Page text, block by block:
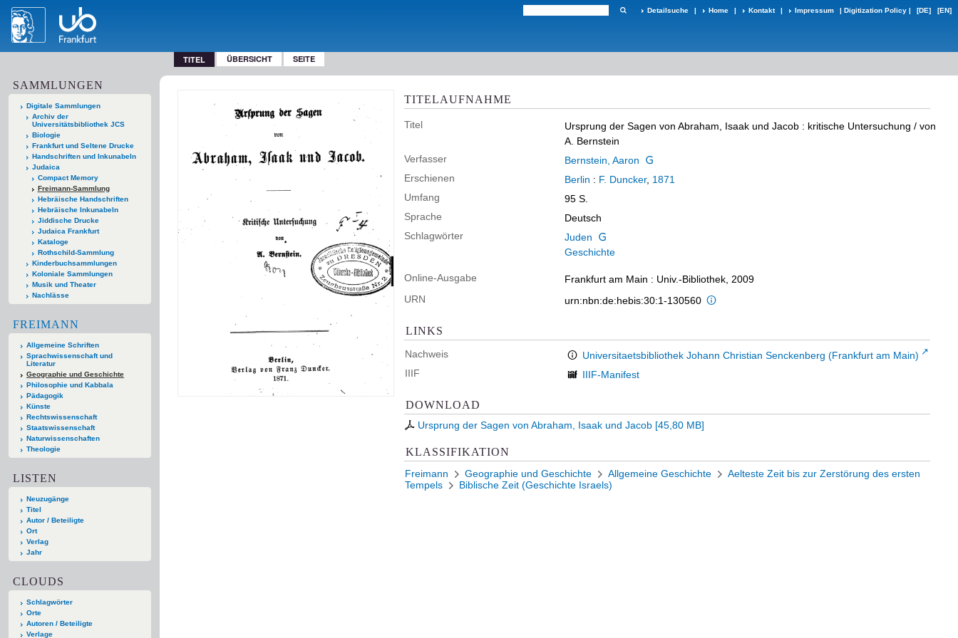
Detailsuche | Home | Kontakt | Impressum | Digitization Policy | [DE] [EN]
TITEL ÜBERSICHT SEITE
SAMMLUNGEN
Digitale Sammlungen
Archiv der
Universitätsbibliothek JCS
Biologie
Frankfurt und Seltene Drucke
Handschriften und Inkunabeln
Judaica
Compact Memory
Freimann-Sammlung
Hebräische Handschriften
Hebräische Inkunabeln
Jiddische Drucke
Judaica Frankfurt
Kataloge
Rothschild-Sammlung
Kinderbuchsammlungen
Koloniale Sammlungen
Musik und Theater
Nachlässe
FREIMANN
Allgemeine Schriften
Sprachwissenschaft und
Literatur
Geographie und Geschichte
Philosophie und Kabbala
Pädagogik
Künste
Rechtswissenschaft
Staatswissenschaft
Naturwissenschaften
Theologie
LISTEN
Neuzugänge
Titel
Autor / Beteiligte
Ort
Verlag
Jahr
CLOUDS
Schlagwörter
Orte
Autoren / Beteiligte
Verlage
TITELAUFNAHME
Titel Ursprung der Sagen von Abraham, Isaak und Jacob : kritische Untersuchung / von
A. Bernstein
Verfasser
Bernstein, Aaron
Erschienen
Berlin : F. Duncker, 1871
Umfang
95 S.
Sprache
Deutsch
Schlagwörter
Juden
Geschichte
Online-Ausgabe
Frankfurt am Main : Univ.-Bibliothek, 2009
URN
urn:nbn:de:hebis:30:1-130560
LINKS
Nachweis
Universitaetsbibliothek Johann Christian Senckenberg (Frankfurt am Main)
IIIF
IIIF-Manifest
DOWNLOAD
Ursprung der Sagen von Abraham, Isaak und Jacob [45,80 MB]
KLASSIFIKATION
Freimann Geographie und Geschichte Allgemeine Geschichte
Aelteste Zeit bis zur Zerstörung des ersten
Tempels
Biblische Zeit (Geschichte Israels)